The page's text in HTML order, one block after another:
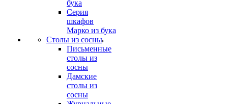
бука
Серия
шкафов
Марко из бука
Столы из сосны
Письменные
столы из
сосны
Дамские
столы из
сосны